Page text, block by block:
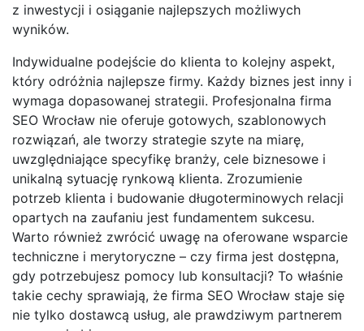
z inwestycji i osiąganie najlepszych możliwych
wyników.
Indywidualne podejście do klienta to kolejny aspekt,
który odróżnia najlepsze firmy. Każdy biznes jest inny i
wymaga dopasowanej strategii. Profesjonalna firma
SEO Wrocław nie oferuje gotowych, szablonowych
rozwiązań, ale tworzy strategie szyte na miarę,
uwzględniające specyfikę branży, cele biznesowe i
unikalną sytuację rynkową klienta. Zrozumienie
potrzeb klienta i budowanie długoterminowych relacji
opartych na zaufaniu jest fundamentem sukcesu.
Warto również zwrócić uwagę na oferowane wsparcie
techniczne i merytoryczne – czy firma jest dostępna,
gdy potrzebujesz pomocy lub konsultacji? To właśnie
takie cechy sprawiają, że firma SEO Wrocław staje się
nie tylko dostawcą usług, ale prawdziwym partnerem